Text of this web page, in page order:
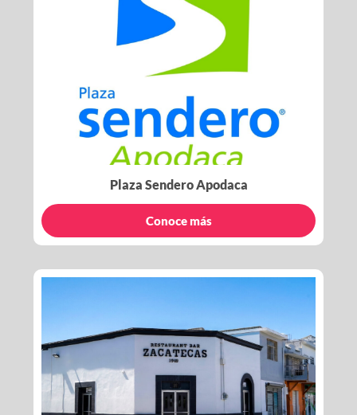
Plaza Sendero Apodaca
Conoce más